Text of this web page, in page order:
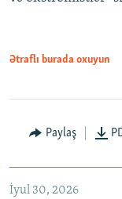
Ətraflı burada oxuyun
Paylaş
İyul 30, 2026